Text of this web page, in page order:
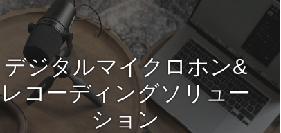
デジタルマイクロホン&
レコーディングソリュー
ション